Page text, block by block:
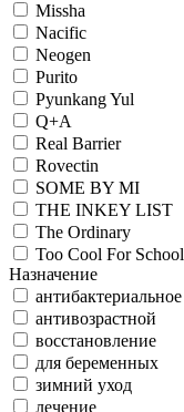
Missha
Nacific
Neogen
Purito
Pyunkang Yul
Q+A
Real Barrier
Rovectin
SOME BY MI
THE INKEY LIST
The Ordinary
Too Cool For School
Назначение
антибактериальное
антивозрастной
восстановление
для беременных
зимний уход
лечение